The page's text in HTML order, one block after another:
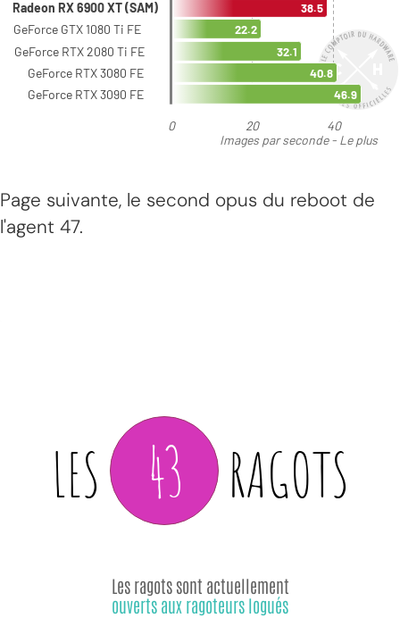
Page suivante, le second opus du reboot de
l'agent 47.
LES 43 RAGOTS
Les ragots sont actuellement
ouverts aux ragoteurs logués